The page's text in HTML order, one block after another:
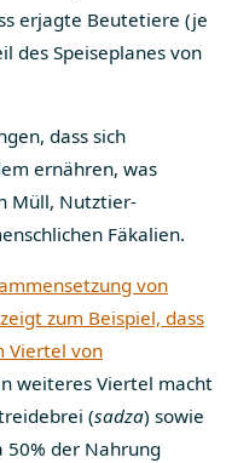
erjagte Beutetiere (je
des Speiseplanes von
dass sich
ernähren, was
Müll, Nutztier-
Fäkalien.
von
zum Beispiel, dass
Viertel von
weiteres Viertel macht
(sadza) sowie
50% der Nahrung